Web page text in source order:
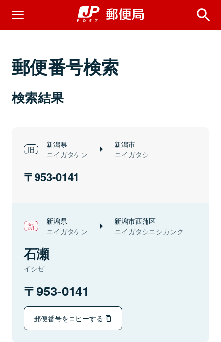
郵便番号検索
検索結果
新潟県
ニイガタケン
新潟市
ニイガタシ
953-0141
新潟県
ニイガタケン
新潟市西蒲区
ニイガタシニシカンク
石瀬
イシゼ
953-0141
郵便番号をコピーする